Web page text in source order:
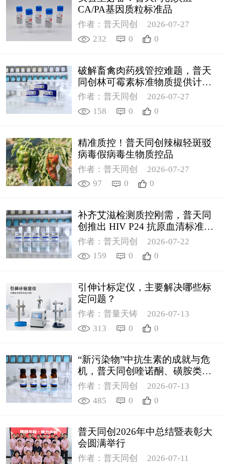
CA/PA基因质粒标准品
作者：普天同创
2026-07-27
232
0 0
破解畜禽肉药残管控难题，普天
同创林可霉素标准物质提供计量
支撑
作者：普天同创
2026-07-27
158
0 0
精准质控！普天同创辣椒轻斑驳
病毒假病毒生物质控品
作者：普天同创
2026-07-27
97
0 0
补齐艾滋检测质控刚需，普天同
创推出 HIV P24 抗原血清标准物
质
作者：普天同创
2026-07-22
159
0 0
引伸计标定仪，主要解决哪些标
定问题？
作者：普量天铸
2026-07-13
313
0 0
“新污染物”中抗生素的成就与危
机，普天同创喹诺酮、磺胺类质
控新品筑牢环境安全防线
作者：普天同创
2026-07-13
485
0 0
普天同创2026年中总结暨表彰大
会圆满举行
作者：普天同创
2026-07-11